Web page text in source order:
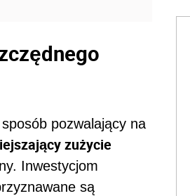
pozwalający na
zużycie
Inwestycjom
są